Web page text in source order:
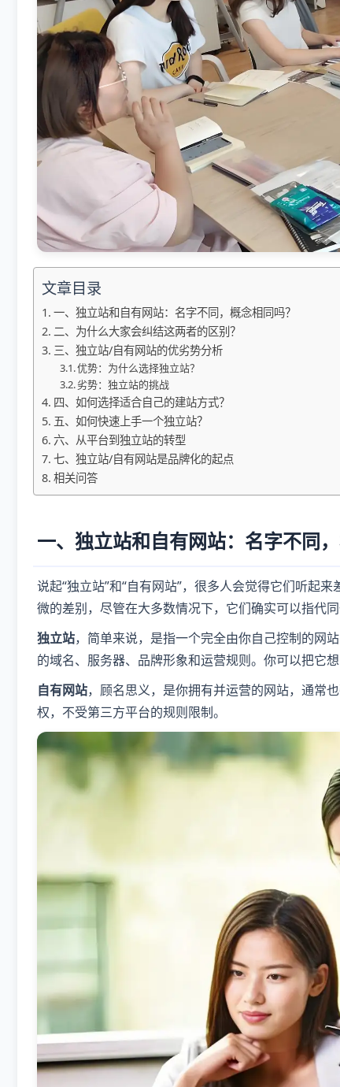
文章目录
一、独立站和自有网站：名字不同，概念相同吗？
二、为什么大家会纠结这两者的区别？
三、独立站/自有网站的优劣势分析
优势：为什么选择独立站？
劣势：独立站的挑战
四、如何选择适合自己的建站方式？
五、如何快速上手一个独立站？
六、从平台到独立站的转型
七、独立站/自有网站是品牌化的起点
相关问答
一、独立站和自有网站：名字不同，
说起“独立站”和“自有网站”，很多人会觉得它们听起
微的差别，尽管在大多数情况下，它们确实可以指代同
独立站，简单来说，是指一个完全由你自己控制的网
的域名、服务器、品牌形象和运营规则。你可以把它
自有网站，顾名思义，是你拥有并运营的网站，通常
权，不受第三方平台的规则限制。